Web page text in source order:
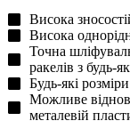
Висока
Висока
Точна
ракелів з будь-
Будь-які розміри
Можливе
металевій